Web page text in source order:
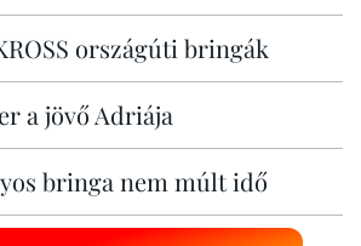
országúti bringák
a jövő Adriája
bringa nem múlt idő